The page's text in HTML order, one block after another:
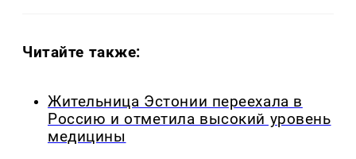
Читайте также:
Жительница Эстонии переехала в
Россию и отметила высокий уровень
медицины